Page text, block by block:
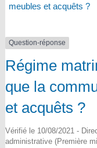
meubles et acquêts ?
Question-réponse
Régime
que la
et acquêts ?
Vérifié le 10/08/2021 -
administrative (Première